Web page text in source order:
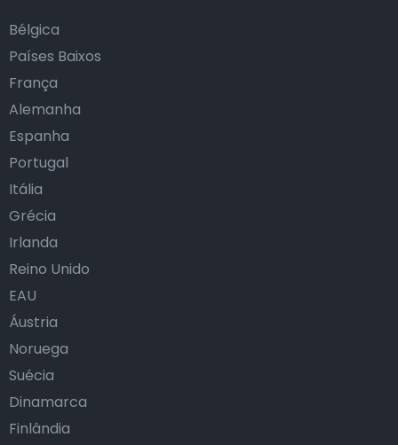
Bélgica
Países Baixos
França
Alemanha
Espanha
Portugal
Itália
Grécia
Irlanda
Reino Unido
EAU
Áustria
Noruega
Suécia
Dinamarca
Finlândia